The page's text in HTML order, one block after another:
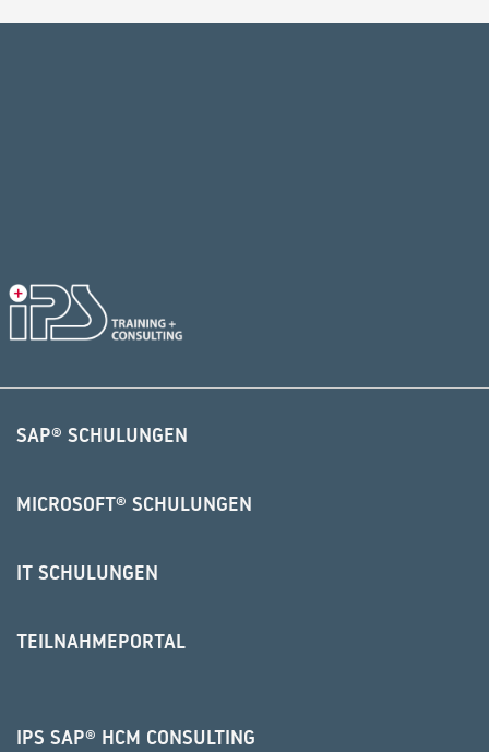
SAP® SCHULUNGEN
MICROSOFT® SCHULUNGEN
IT SCHULUNGEN
TEILNAHMEPORTAL
IPS SAP® HCM CONSULTING